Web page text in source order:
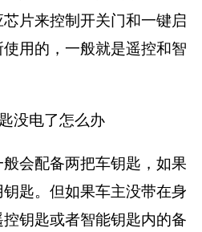
片来控制开关门和一键启
用的，一般就是遥控和智
会配备两把车钥匙，如果
匙。但如果车主没带在身
钥匙或者智能钥匙内的备